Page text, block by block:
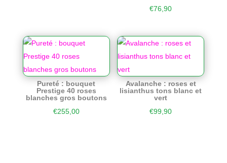
€76,90
Pureté : bouquet
Prestige 40 roses
blanches gros boutons
€255,00
Avalanche : roses et
lisianthus tons blanc et
vert
€99,90